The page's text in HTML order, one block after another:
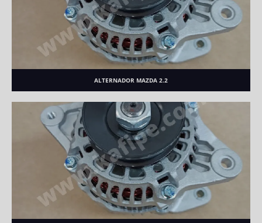
ALTERNADOR MAZDA 2.2